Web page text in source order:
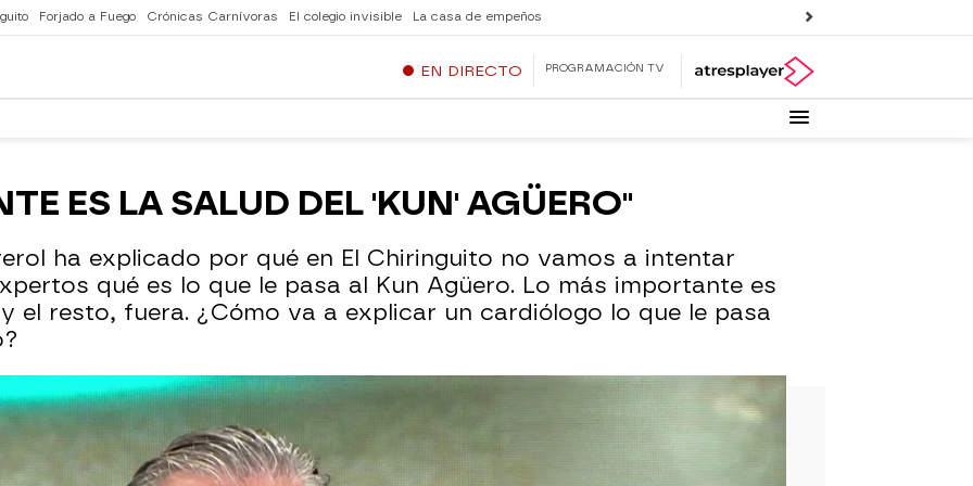
Forjado a Fuego Crónicas Carnívoras El colegio invisible La casa de empeños
EN DIRECTO PROGRAMACIÓN TV
ES LA SALUD DEL 'KUN' AGÜERO"
ha explicado por qué en El Chiringuito no vamos a intentar
qué es lo que le pasa al Kun Agüero. Lo más importante es
el resto, fuera. ¿Cómo va a explicar un cardiólogo lo que le pasa